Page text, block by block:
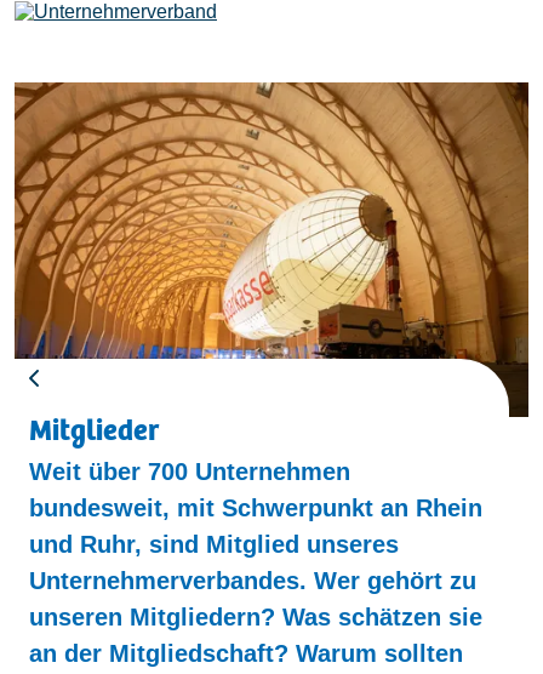
Leistungen
Mitglieder
[uv]campus | Seminare
News & Termine
Verband
Kontakt
Mitglieder
Weit über 700 Unternehmen
bundesweit, mit Schwerpunkt an Rhein
und Ruhr, sind Mitglied unseres
Unternehmerverbandes. Wer gehört zu
unseren Mitgliedern? Was schätzen sie
an der Mitgliedschaft? Warum sollten